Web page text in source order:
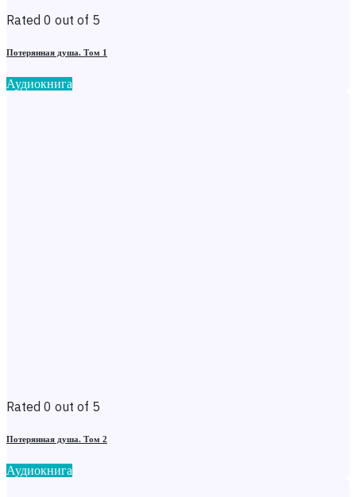
Rated 0 out of 5
Потерянная душа. Том 1
Аудиокнига
Rated 0 out of 5
Потерянная душа. Том 2
Аудиокнига